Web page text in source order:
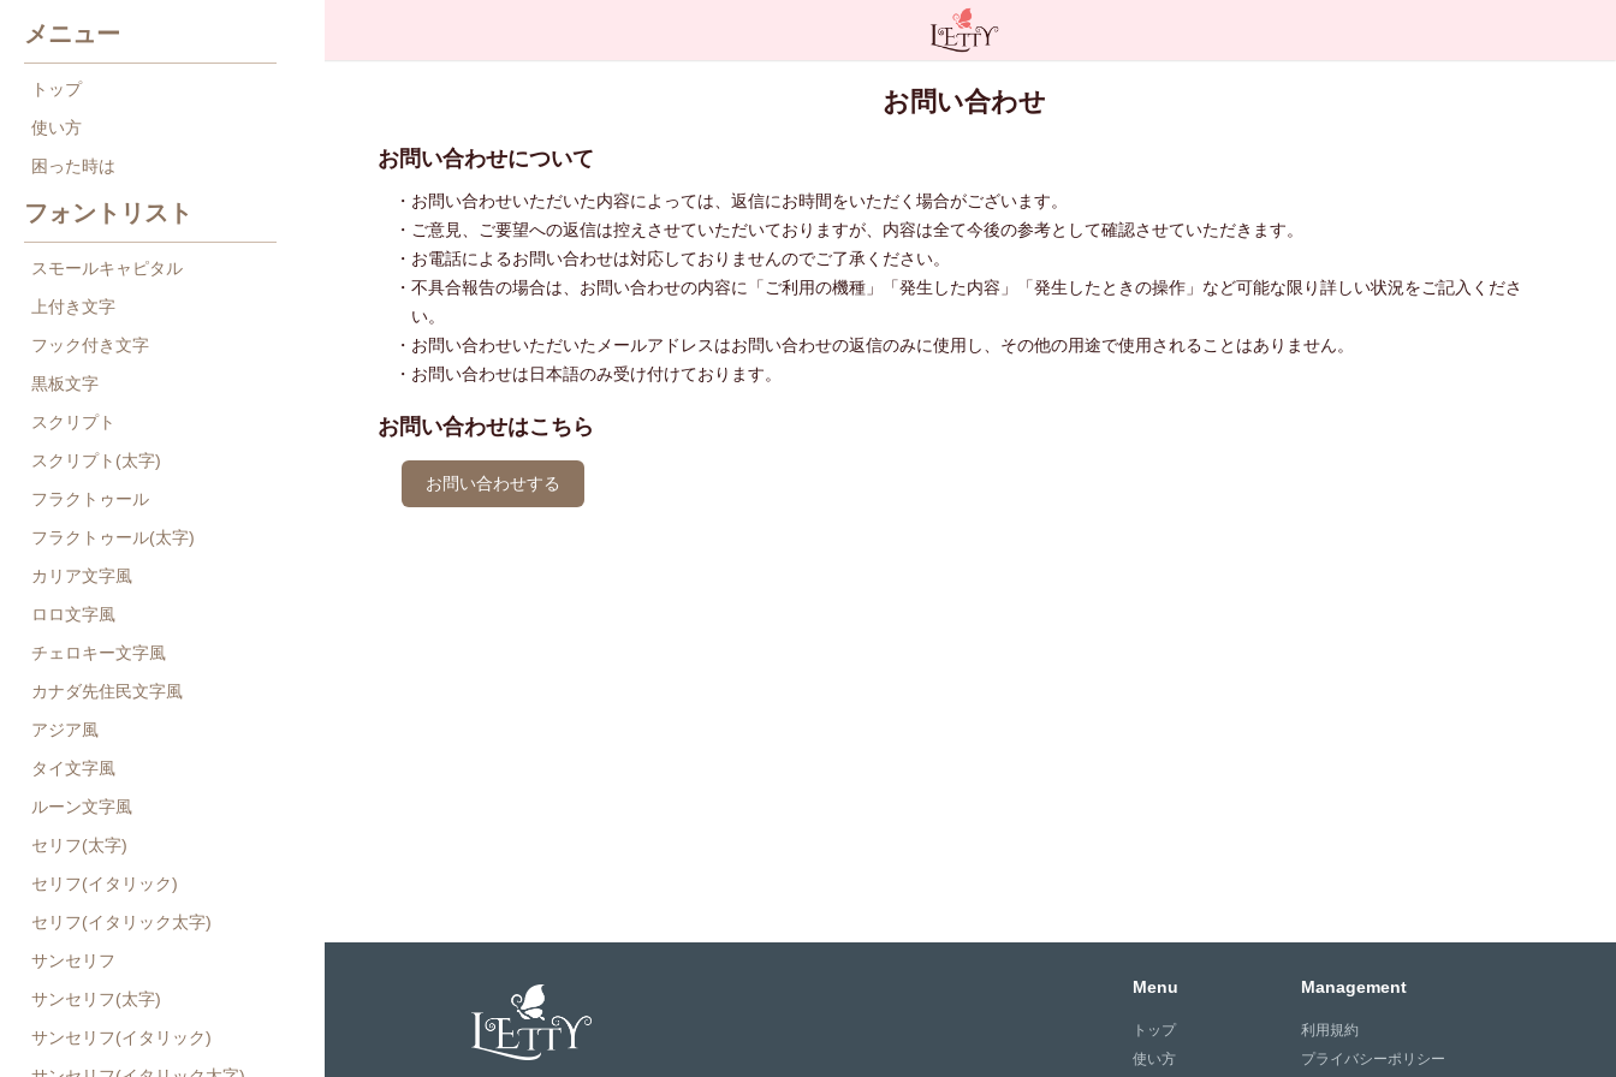
メニュー
トップ
使い方
困った時は
フォントリスト
スモールキャピタル
上付き文字
フック付き文字
黒板文字
スクリプト
スクリプト(太字)
フラクトゥール
フラクトゥール(太字)
カリア文字風
ロロ文字風
チェロキー文字風
カナダ先住民文字風
アジア風
タイ文字風
ルーン文字風
セリフ(太字)
セリフ(イタリック)
セリフ(イタリック太字)
サンセリフ
サンセリフ(太字)
サンセリフ(イタリック)
お問い合わせ
お問い合わせについて
・お問い合わせいただいた内容によっては、返信にお時間をいただく場合がございます。
・ご意見、ご要望への返信は控えさせていただいておりますが、内容は全て今後の参考として確認させていただきます。
・お電話によるお問い合わせは対応しておりませんのでご了承ください。
・不具合報告の場合は、お問い合わせの内容に「ご利用の機種」「発生した内容」「発生したときの操作」など可能な限り詳しい状況をご記入くださ
い。
・お問い合わせいただいたメールアドレスはお問い合わせの返信のみに使用し、その他の用途で使用されることはありません。
・お問い合わせは日本語のみ受け付けております。
お問い合わせはこちら
お問い合わせする
Menu
トップ
使い方
Management
利用規約
プライバシーポリシー